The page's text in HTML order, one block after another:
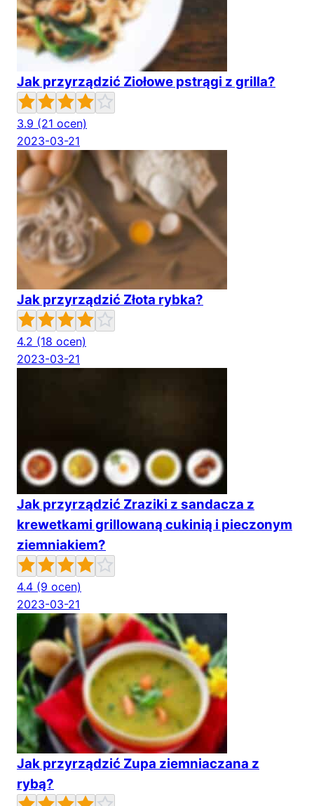
Jak przyrządzić Ziołowe pstrągi z grilla?
3.9 (21 ocen)
2023-03-21
Jak przyrządzić Złota rybka?
4.2 (18 ocen)
2023-03-21
Jak przyrządzić Zraziki z sandacza z
krewetkami grillowaną cukinią i pieczonym
ziemniakiem?
4.4 (9 ocen)
2023-03-21
Jak przyrządzić Zupa ziemniaczana z
rybą?